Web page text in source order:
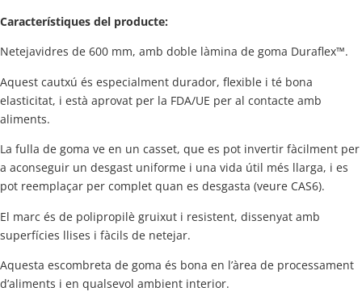
Característiques del producte:
Netejavidres de 600 mm, amb doble làmina de goma Duraflex™.
Aquest cautxú és especialment durador, flexible i té bona
elasticitat, i està aprovat per la FDA/UE per al contacte amb
aliments.
La fulla de goma ve en un casset, que es pot invertir fàcilment per
a aconseguir un desgast uniforme i una vida útil més llarga, i es
pot reemplaçar per complet quan es desgasta (veure CAS6).
El marc és de polipropilè gruixut i resistent, dissenyat amb
superfícies llises i fàcils de netejar.
Aquesta escombreta de goma és bona en l’àrea de processament
d’aliments i en qualsevol ambient interior.